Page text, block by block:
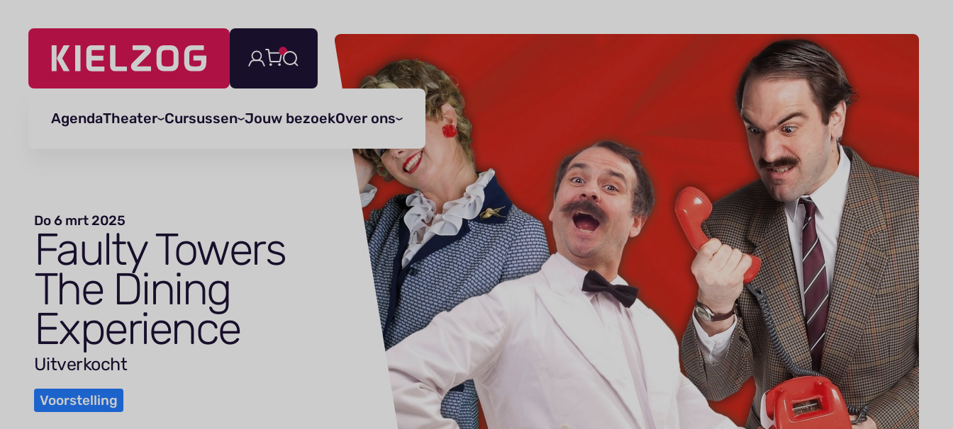
Navigatie
AgendaTheater Cursussen Jouw bezoekOver ons
Do 6 mrt 2025
Faulty Towers
The Dining
Experience
Uitverkocht
Voorstelling